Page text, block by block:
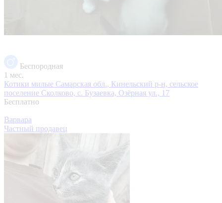
Беспородная
1 мес.
Котики милые Самарская обл., Кинельский р-н, сельское
поселение Сколково, с. Бузаевка, Озёрная ул., 17
Бесплатно
Варвара
Частный продавец